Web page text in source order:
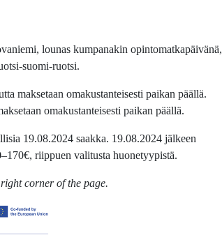
lounas kumpanakin opintomatkapäivänä,
suomi-ruotsi.
maksetaan omakustanteisesti paikan päällä.
omakustanteisesti paikan päällä.
19.08.2024 saakka. 19.08.2024 jälkeen
riippuen valitusta huonetyypistä.
corner of the page.